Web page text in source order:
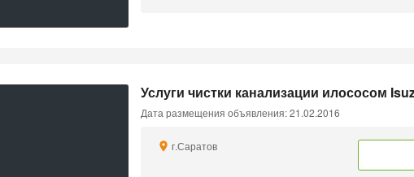
Услуги чистки канализации илососом
Дата размещения объявления: 21.02.2016
г.Саратов